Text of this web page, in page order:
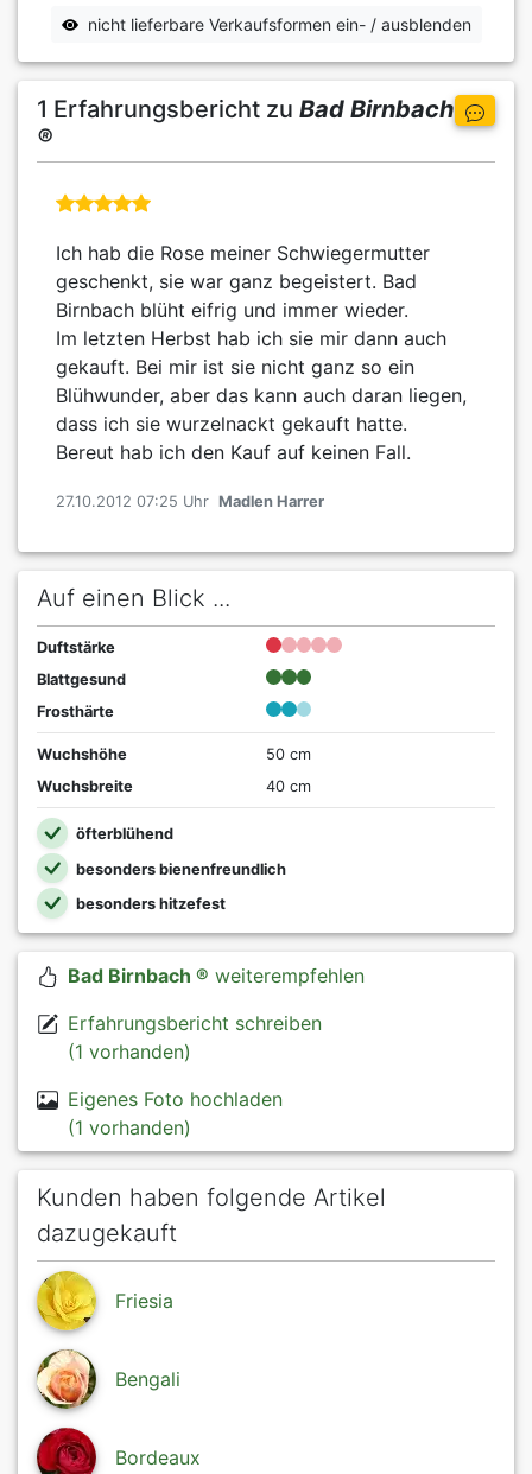
nicht lieferbare Verkaufsformen ein- / ausblenden
1 Erfahrungsbericht zu Bad Birnbach
®
Ich hab die Rose meiner Schwiegermutter
geschenkt, sie war ganz begeistert. Bad
Birnbach blüht eifrig und immer wieder.
Im letzten Herbst hab ich sie mir dann auch
gekauft. Bei mir ist sie nicht ganz so ein
Blühwunder, aber das kann auch daran liegen,
dass ich sie wurzelnackt gekauft hatte.
Bereut hab ich den Kauf auf keinen Fall.
27.10.2012 07:25 Uhr Madlen Harrer
Auf einen Blick ...
Duftstärke
Blattgesund
Frosthärte
Wuchshöhe
50 cm
Wuchsbreite
40 cm
öfterblühend
besonders bienenfreundlich
besonders hitzefest
Bad Birnbach ® weiterempfehlen
Erfahrungsbericht schreiben
(1 vorhanden)
Eigenes Foto hochladen
(1 vorhanden)
Kunden haben folgende Artikel
dazugekauft
Friesia
Bengali
Bordeaux